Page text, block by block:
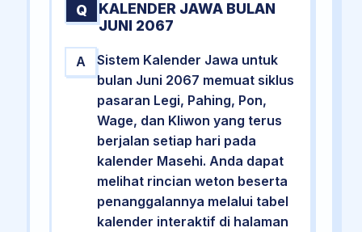
Q
KALENDER JAWA BULAN
JUNI 2067
A
Sistem Kalender Jawa untuk
bulan Juni 2067 memuat siklus
pasaran Legi, Pahing, Pon,
Wage, dan Kliwon yang terus
berjalan setiap hari pada
kalender Masehi. Anda dapat
melihat rincian weton beserta
penanggalannya melalui tabel
kalender interaktif di halaman